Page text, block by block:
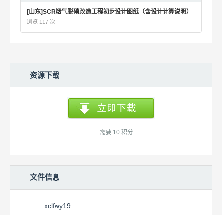
[山东]SCR烟气脱硝改造工程初步设计图纸（含设计计算说明）
浏览 117 次
资源下载
需要 10 积分
文件信息
xclfwy19